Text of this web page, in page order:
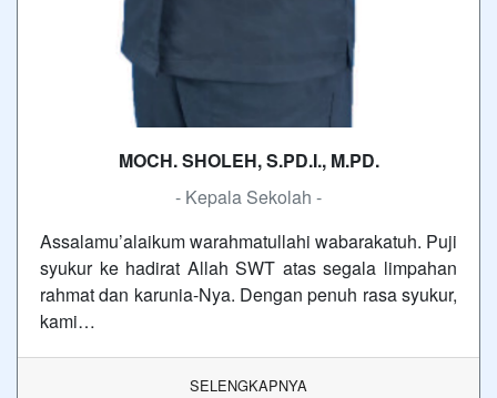
MOCH. SHOLEH, S.PD.I., M.PD.
- Kepala Sekolah -
Assalamu’alaikum warahmatullahi wabarakatuh. Puji
syukur ke hadirat Allah SWT atas segala limpahan
rahmat dan karunia-Nya. Dengan penuh rasa syukur,
kami…
SELENGKAPNYA